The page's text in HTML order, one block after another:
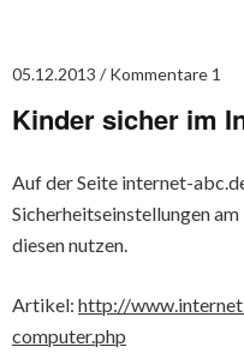
05.12.2013 Kommentare 1
Kinder sicher im
Auf der Seite internet-
Sicherheitseinstellungen
diesen nutzen.
Artikel: http://
computer.php